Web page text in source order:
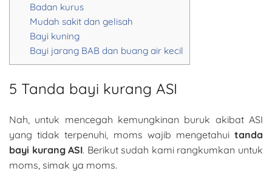
Badan kurus
Mudah sakit dan gelisah
Bayi kuning
Bayi jarang BAB dan buang air kecil
5 Tanda bayi kurang ASI
Nah, untuk mencegah kemungkinan buruk akibat ASI
yang tidak terpenuhi, moms wajib mengetahui tanda
bayi kurang ASI. Berikut sudah kami rangkumkan untuk
moms, simak ya moms.